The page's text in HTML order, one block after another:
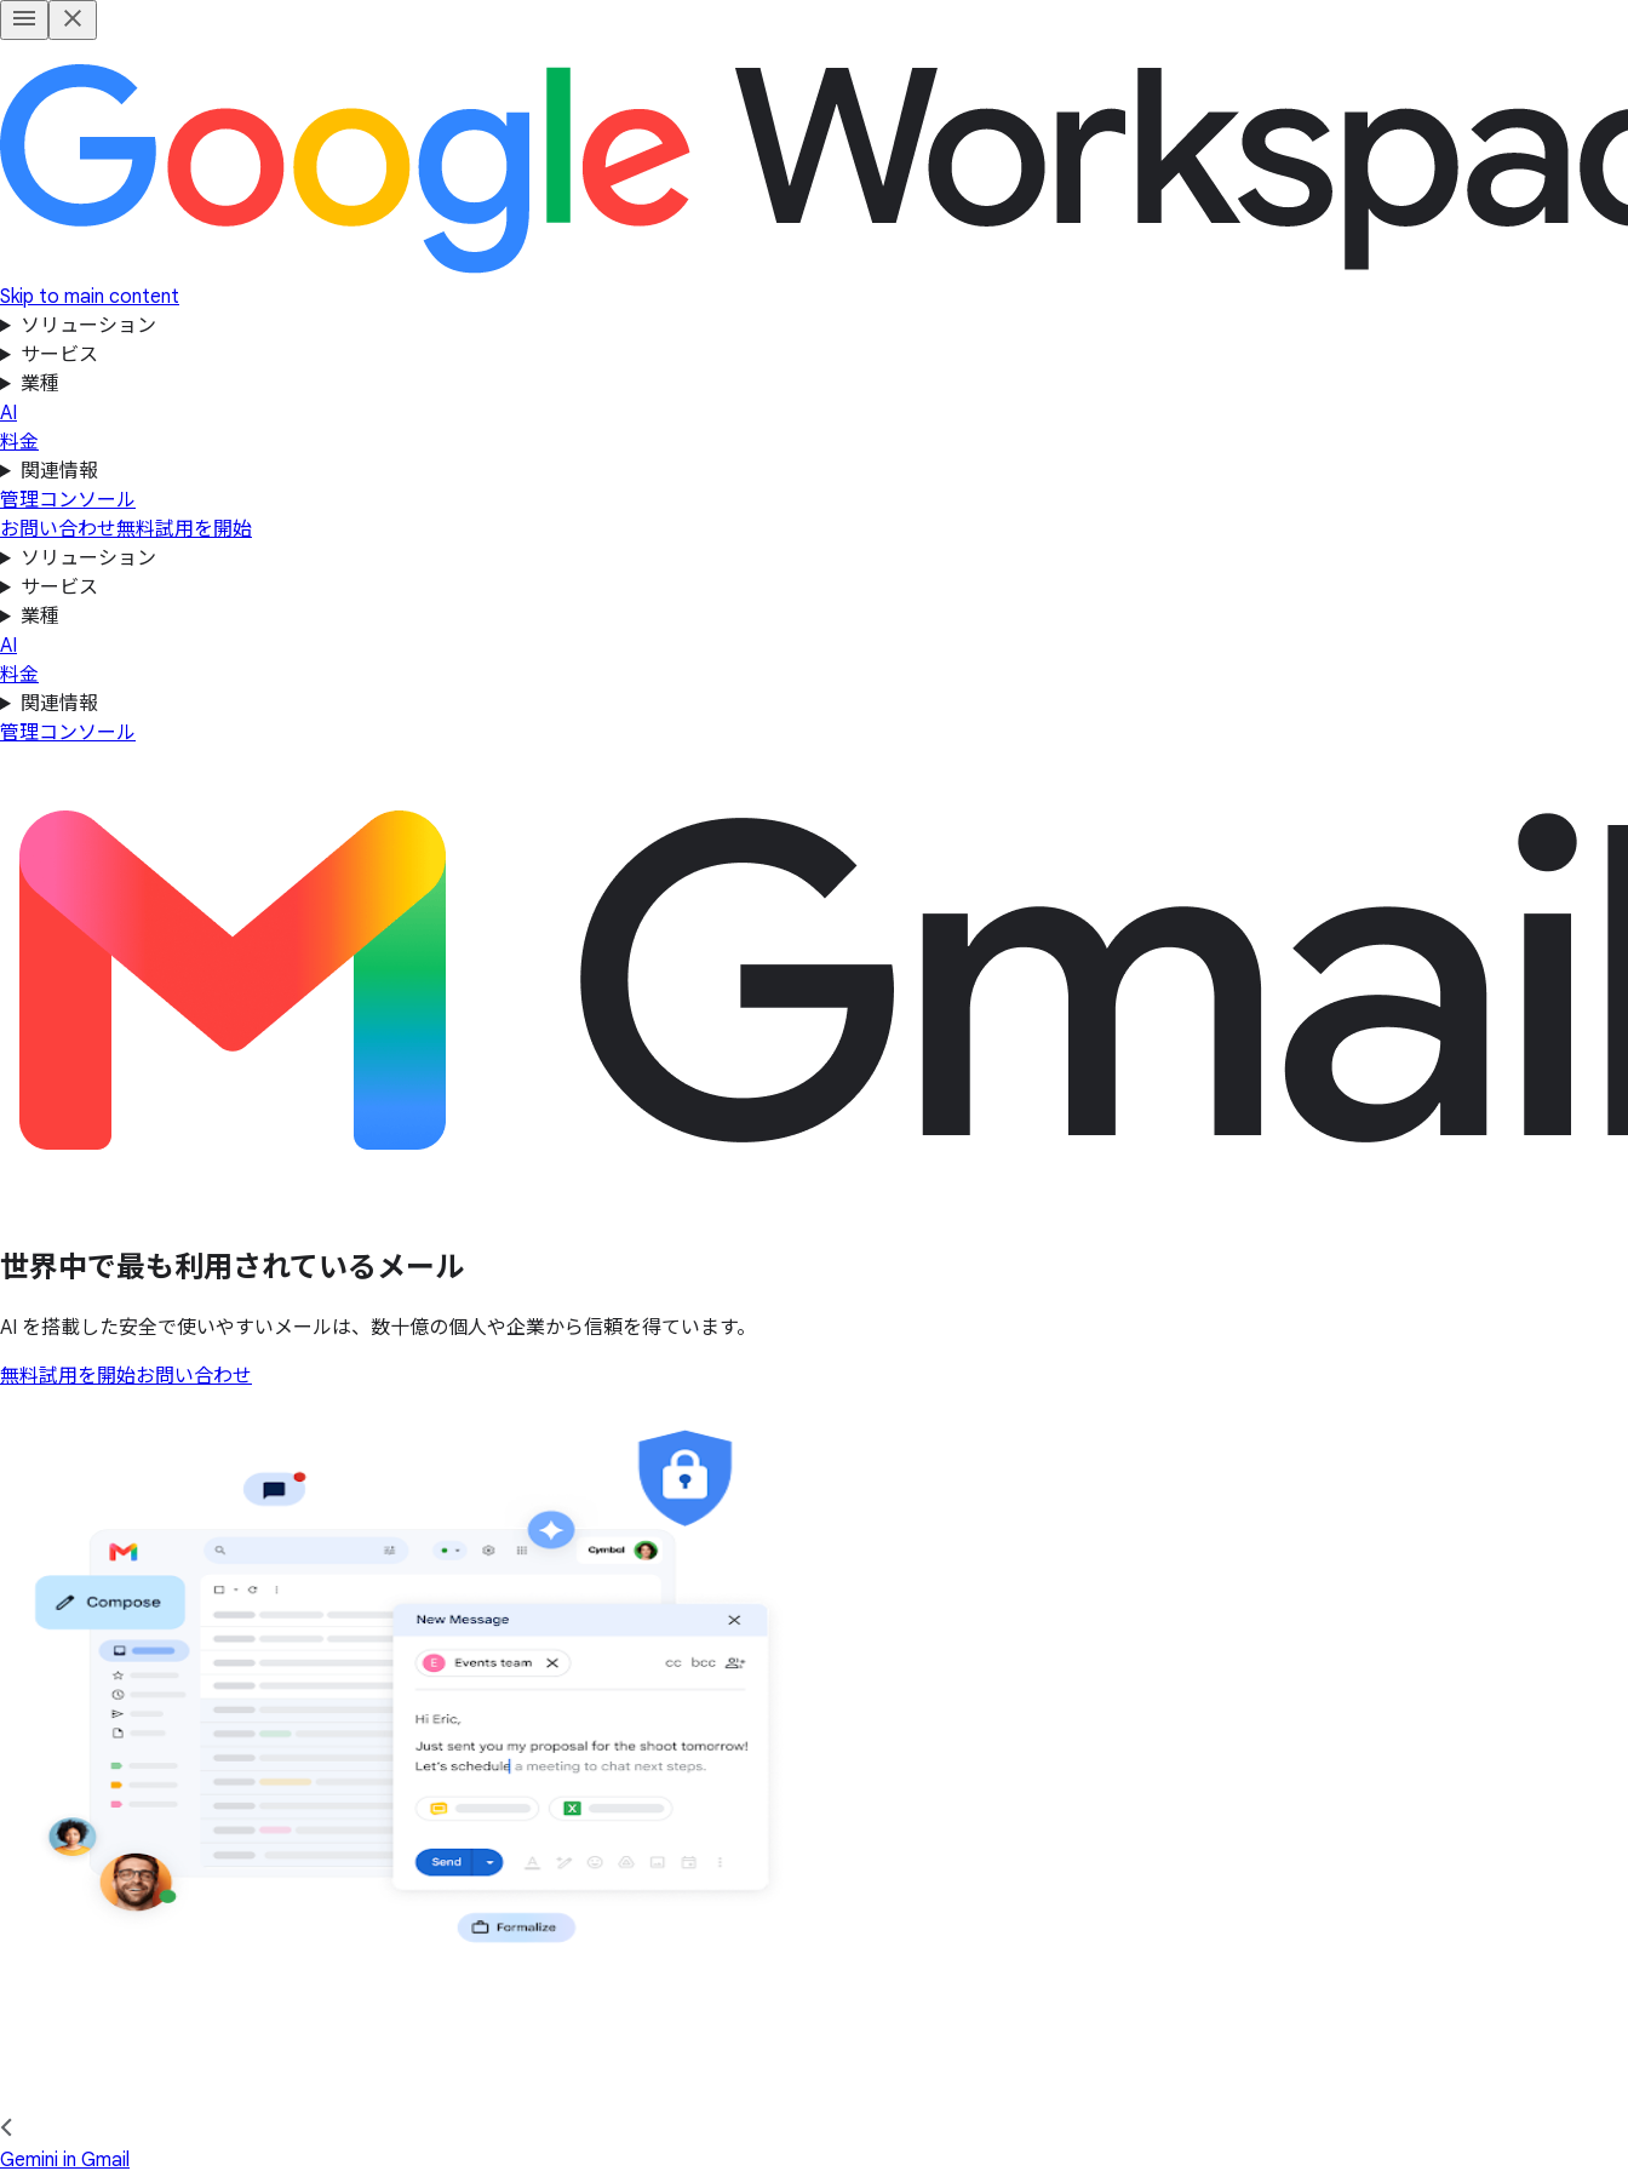
Skip to main content
ソリューション
サービス
業種
AI
料金
関連情報
管理コンソール
お問い合わせ無料試用を開始
ソリューション
サービス
業種
AI
料金
関連情報
管理コンソール
世界中で最も利用されているメール
AI を搭載した安全で使いやすいメールは、数十億の個人や企業から信頼を得ています。
無料試用を開始お問い合わせ
Gemini in Gmail